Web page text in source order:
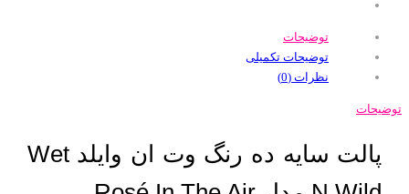
توضیحات
توضیحات تکمیلی
نظرات (0)
توضیحات
پالت سایه ده رنگ وت ان وایلد Wet